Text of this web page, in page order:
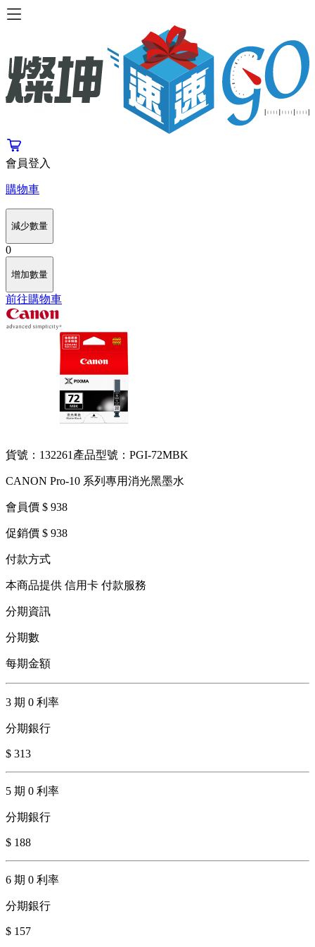
會員登入
購物車
減少數量
0
增加數量
前往購物車
貨號：132261 產品型號：PGI-72MBK
CANON Pro-10 系列專用消光黑墨水
會員價 $ 938
促銷價 $ 938
付款方式
本商品提供 信用卡 付款服務
分期資訊
分期數
每期金額
3 期 0 利率
分期銀行
$ 313
5 期 0 利率
分期銀行
$ 188
6 期 0 利率
分期銀行
$ 157